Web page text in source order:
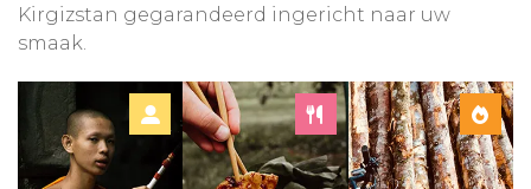
Kirgizstan gegarandeerd ingericht naar uw
smaak.